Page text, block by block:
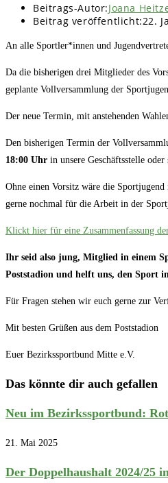
Beitrags-Autor:Joana
Beitrag veröffentlicht:22.
An alle Sportler*innen und
Da die bisherigen drei Mitglieder des
geplante Vollversammlung der
Der neue Termin, mit anstehenden
Den bisherigen Termin der
18:00 Uhr in unsere Geschäftsstelle oder
Ohne einen Vorsitz wäre die
gerne nochmal für die Arbeit in der
Klickt hier für eine Zusammenfassung
Ihr seid also jung, Mitglied in einem
Poststadion und helft uns, den Sport
Für Fragen stehen wir euch gerne zur
Mit besten Grüßen aus dem Poststadion
Euer Bezirkssportbund Mitte e.V.
Das könnte dir auch gefallen
Neu im Bezirkssportbund:
21. Mai 2025
Der Doppelhaushalt 2024/25